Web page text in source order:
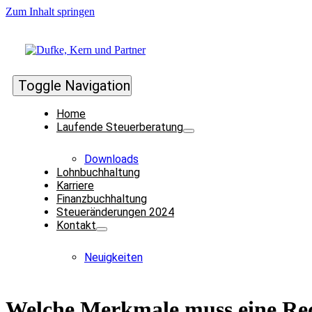
Zum Inhalt springen
Toggle Navigation
Home
Laufende Steuerberatung
Downloads
Lohnbuchhaltung
Karriere
Finanzbuchhaltung
Steueränderungen 2024
Kontakt
Neuigkeiten